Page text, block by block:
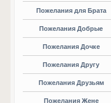
Пожелания для Брата
Пожелания Добрые
Пожелания Дочке
Пожелания Другу
Пожелания Друзьям
Пожелания Жене